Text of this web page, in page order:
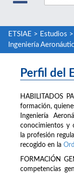
ETSIAE > Estudios >
Ingeniería
Perfil del
HABILITADOS
formación,
Ingeniería
conocimientos y
la profesión
recogido en la
FORMACIÓN
competencias